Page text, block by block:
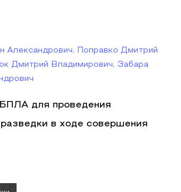
Александрович, Поправко Дмитрий
Дмитрий Владимирович, Забара
для проведения
разведки в ходе совершения